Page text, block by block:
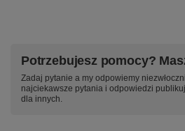
Potrzebujesz pomocy?
Zadaj pytanie a my odpowiemy
najciekawsze pytania i odpowiedzi
dla innych.